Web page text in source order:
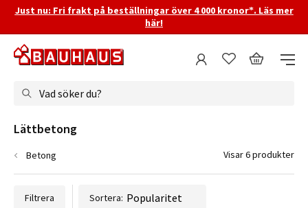
Just nu: Fri frakt på beställningar över 4 000 kronor*. Läs mer
här!
Vad söker du?
Filtrera Sortera:
Lättbetong
Betong Visar 6 produkter